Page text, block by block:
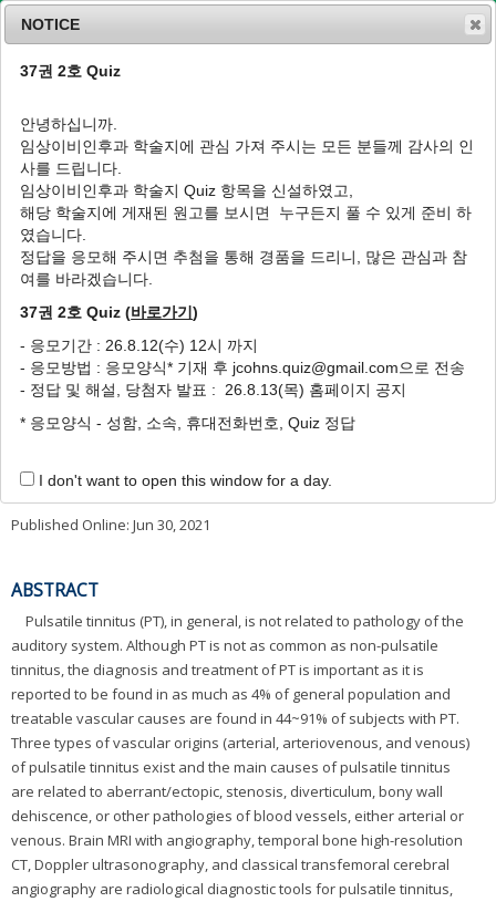
n
v
o
J Clin Otolaryngol Head Neck Surg
32(1 ): 26-39
pISSN: 1225-0244, eISSN: 2713-833X
DOI:https://doi.org/10.35420/jcohns.2021.32.1.26
종설
박동성 이명의 진단과 치료의 최신 지견
송재진 1 , *
Diagnosis and Treatment of Pulsatile
Tinnitus: State-of-the-Art
Jae-Jin Song
May 28, 2021 ; Accepted:
Published Online: Jun 30, 2021
ABSTRACT
Pulsatile tinnitus (PT), in general, is not related to pathology of the
auditory system. Although PT is not as common as non-pulsatile
tinnitus, the diagnosis and treatment of PT is important as it is
reported to be found in as much as 4% of general population and
treatable vascular causes are found in 44~91% of subjects with PT.
Three types of vascular origins (arterial, arteriovenous, and venous)
of pulsatile tinnitus exist and the main causes of pulsatile tinnitus
are related to aberrant/ectopic, stenosis, diverticulum, bony wall
dehiscence, or other pathologies of blood vessels, either arterial or
venous. Brain MRI with angiography, temporal bone high-resolution
CT, Doppler ultrasonography, and classical transfemoral cerebral
angiography are radiological diagnostic tools for pulsatile tinnitus,
NOTICE
37권 2호 Quiz
안녕하십니까.
임상이비인후과 학술지에 관심 가져 주시는 모든 분들께 감사의 인
사를 드립니다.
임상이비인후과 학술지 Quiz 항목을 신설하였고,
해당 학술지에 게재된 원고를 보시면 누구든지 풀 수 있게 준비 하
였습니다.
정답을 응모해 주시면 추첨을 통해 경품을 드리니, 많은 관심과 참
여를 바라겠습니다.
37권 2호 Quiz (바로가기)
- 응모기간 : 26.8.12(수) 12시 까지
- 응모방법 : 응모양식* 기재 후 jcohns.quiz@gmail.com으로 전송
- 정답 및 해설, 당첨자 발표 : 26.8.13(목) 홈페이지 공지
* 응모양식 - 성함, 소속, 휴대전화번호, Quiz 정답
I don't want to open this window for a day.